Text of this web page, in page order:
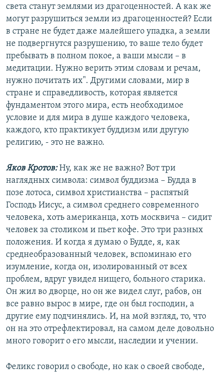
света станут землями из драгоценностей. А как же
могут разрушиться земли из драгоценностей? Если
в стране не будет даже малейшего упадка, а земли
не подвергнутся разрушению, то ваше тело будет
пребывать в полном покое, а ваши мысли – в
медитации. Нужно верить этим словам и речам,
нужно почитать их". Другими словами, мир в
стране и справедливость, которая является
фундаментом этого мира, есть необходимое
условие и для мира в душе каждого человека,
каждого, кто практикует буддизм или другую
религию, - это не важно.
Яков Кротов:Ну, как же не важно? Вот три
наглядных символа: символ буддизма – Будда в
позе лотоса, символ христианства – распятый
Господь Иисус, а символ среднего современного
человека, хоть американца, хоть москвича – сидит
человек за столиком и пьет кофе. Это три разных
положения. И когда я думаю о Будде, я, как
среднеобразованный человек, вспоминаю его
изумление, когда он, изолированный от всех
проблем, вдруг увидел нищего, больного старика.
Он жил во дворце, но он же видел слуг, рабов, он
все равно вырос в мире, где он был господин, а
другие ему подчинялись. И, на мой взгляд, то, что
он на это отрефлектировал, на самом деле довольно
много говорит о его мысли, наследии и учении.
Феликс говорил о свободе, но как о своей свободе,